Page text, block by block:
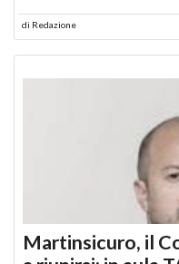
di Redazione
Martinsicuro, il